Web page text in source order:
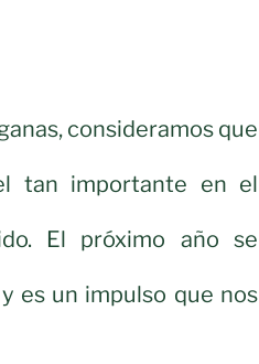
consideramos que
tan importante en el
El próximo año se
es un impulso que nos